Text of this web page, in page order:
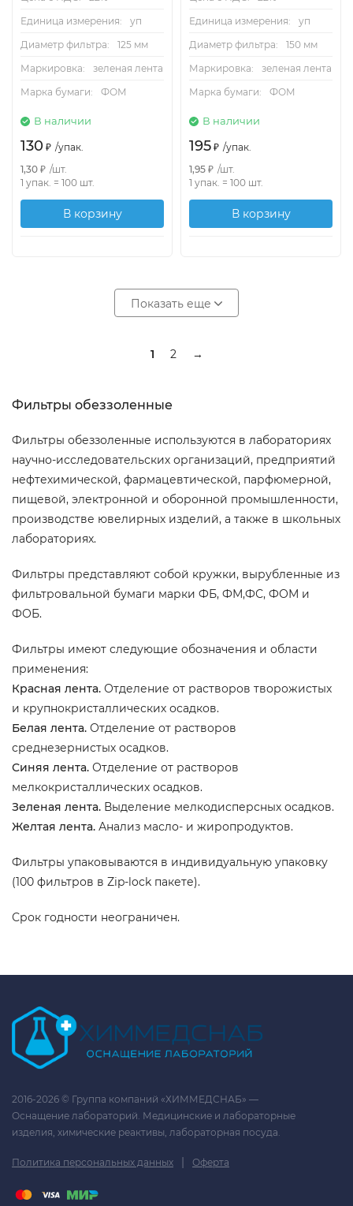
Единица измерения:
уп
Диаметр фильтра:
125 мм
Маркировка:
зеленая лента
Марка бумаги:
ФОМ
В наличии
130 ₽ /упак.
1,30 ₽ /шт.
1 упак. = 100 шт.
В корзину
Единица измерения:
уп
Диаметр фильтра:
150 мм
Маркировка:
зеленая лента
Марка бумаги:
ФОМ
В наличии
195 ₽ /упак.
1,95 ₽ /шт.
1 упак. = 100 шт.
В корзину
Показать еще
1 2 →
Фильтры обеззоленные
Фильтры обеззоленные используются в лабораториях
научно-исследовательских организаций, предприятий
нефтехимической, фармацевтической, парфюмерной,
пищевой, электронной и оборонной промышленности,
производстве ювелирных изделий, а также в школьных
лабораториях.
Фильтры представляют собой кружки, вырубленные из
фильтровальной бумаги марки ФБ, ФМ,ФС, ФОМ и
ФОБ.
Фильтры имеют следующие обозначения и области
применения:
Красная лента. Отделение от растворов творожистых
и крупнокристаллических осадков.
Белая лента. Отделение от растворов
среднезернистых осадков.
Синяя лента. Отделение от растворов
мелкокристаллических осадков.
Зеленая лента. Выделение мелкодисперсных осадков.
Желтая лента. Анализ масло- и жиропродуктов.
Фильтры упаковываются в индивидуальную упаковку
(100 фильтров в Zip-lock пакете).
Срок годности неограничен.
2016-2026 © Группа компаний «ХИММЕДСНАБ» —
Оснащение лабораторий. Медицинские и лабораторные
изделия, химические реактивы, лабораторная посуда.
Политика персональных данных | Оферта